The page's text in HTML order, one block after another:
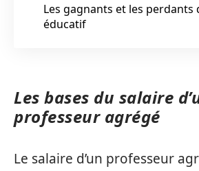
Les gagnants et les perdants
éducatif
Les bases du salaire
professeur agrégé
Le salaire d’un professeur